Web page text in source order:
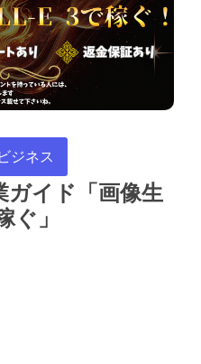
ビジネス
ガイド「画像生
」